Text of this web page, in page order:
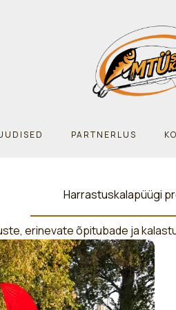
PARTNERLUS
Harrastuskalapüügi
erinevate õpitubade ja